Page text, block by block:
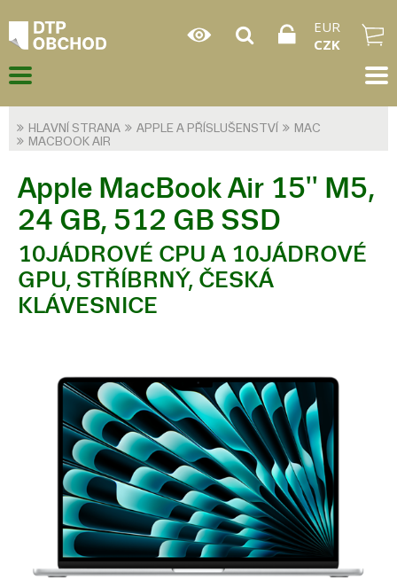
EUR
CZK
HLAVNÍ STRANA APPLE A PŘÍSLUŠENSTVÍ
MAC
MACBOOK AIR
Apple MacBook Air 15'' M5,
24 GB, 512 GB SSD
10JÁDROVÉ CPU A 10JÁDROVÉ
GPU, STŘÍBRNÝ, ČESKÁ
KLÁVESNICE